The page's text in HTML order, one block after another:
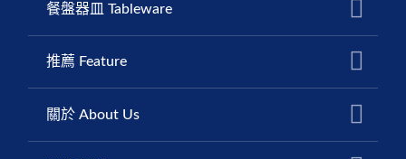
餐盤器皿 Tableware
推薦 Feature
關於 About Us